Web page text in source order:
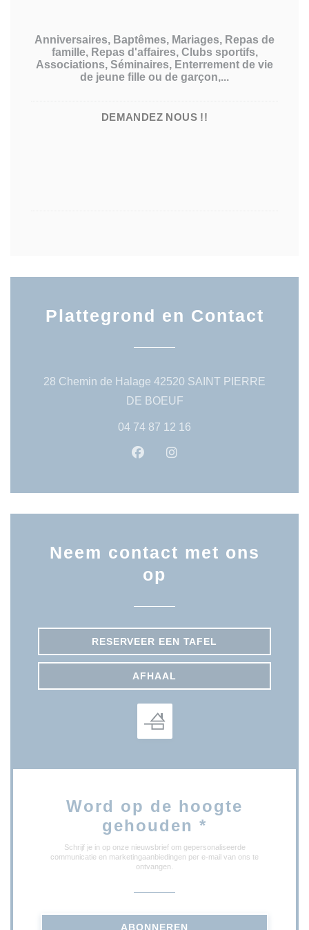
Anniversaires, Baptêmes, Mariages, Repas de
famille, Repas d'affaires, Clubs sportifs,
Associations, Séminaires, Enterrement de vie
de jeune fille ou de garçon,...
DEMANDEZ NOUS !!
Plattegrond en Contact
28 Chemin de Halage 42520 SAINT PIERRE
DE BOEUF((opent in een nieuw
04 74 87 12 16
Facebook ((opent in een
Neem contact met ons
op
RESERVEER EEN TAFEL
AFHAAL
Word op de hoogte
gehouden *
Schrijf je in op onze nieuwsbrief om gepersonaliseerde
communicatie en marketingaanbiedingen per e-mail van ons te
ontvangen.
ABONNEREN